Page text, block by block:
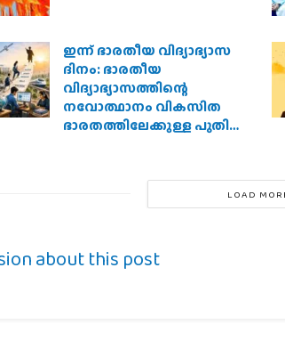
ഇന്ന് ഭാരതീയ വിദ്യാഭ്യാസ
ദിനം: ഭാരതീയ
വിദ്യാഭ്യാസത്തിന്റെ
നവോത്ഥാനം വികസിത
ഭാരതത്തിലേക്കുള്ള പുതിയ
LOAD
about this post